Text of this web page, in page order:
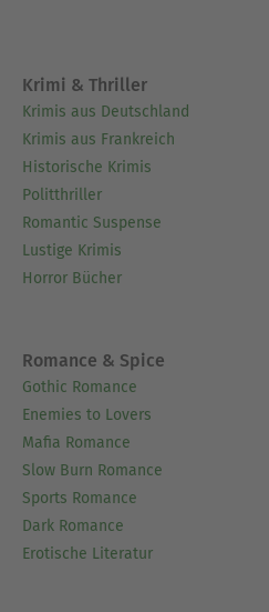
Krimi & Thriller
Krimis aus Deutschland
Krimis aus Frankreich
Historische Krimis
Politthriller
Romantic Suspense
Lustige Krimis
Horror Bücher
Romance & Spice
Gothic Romance
Enemies to Lovers
Mafia Romance
Slow Burn Romance
Sports Romance
Dark Romance
Erotische Literatur